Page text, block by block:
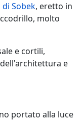
di Sobek, eretto in
molto
e cortili,
e
portato alla luce